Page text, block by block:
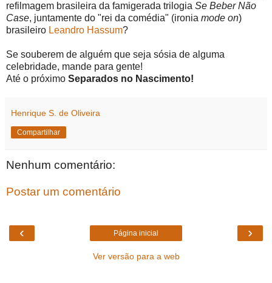
refilmagem brasileira da famigerada trilogia Se Beber Não
Case, juntamente do "rei da comédia" (ironia mode on)
brasileiro Leandro Hassum?
Se souberem de alguém que seja sósia de alguma
celebridade, mande para gente!
Até o próximo Separados no Nascimento!
Henrique S. de Oliveira
Compartilhar
Nenhum comentário:
Postar um comentário
‹ ›
Página inicial
Ver versão para a web